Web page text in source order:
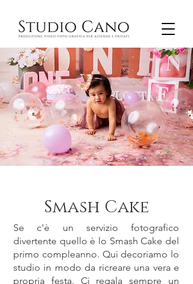
Smash Cake
Se c'è un servizio fotografico
divertente quello è lo Smash Cake del
primo compleanno. Qui decoriamo lo
studio in modo da ricreare una vera e
propria festa. Ci regala sempre un